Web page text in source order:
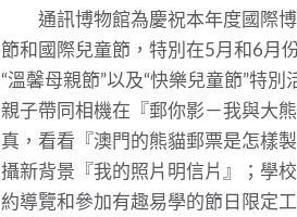
通訊博物館為慶祝本年度國際博
節和國際兒童節，特別在5月和6月
“溫馨母親節”以及“快樂兒童節”特別
親子帶同相機在『郵你影－我與大
真，看看『澳門的熊貓郵票是怎樣
攝新背景『我的照片明信片』；學
約導覽和參加有趣易學的節日限定